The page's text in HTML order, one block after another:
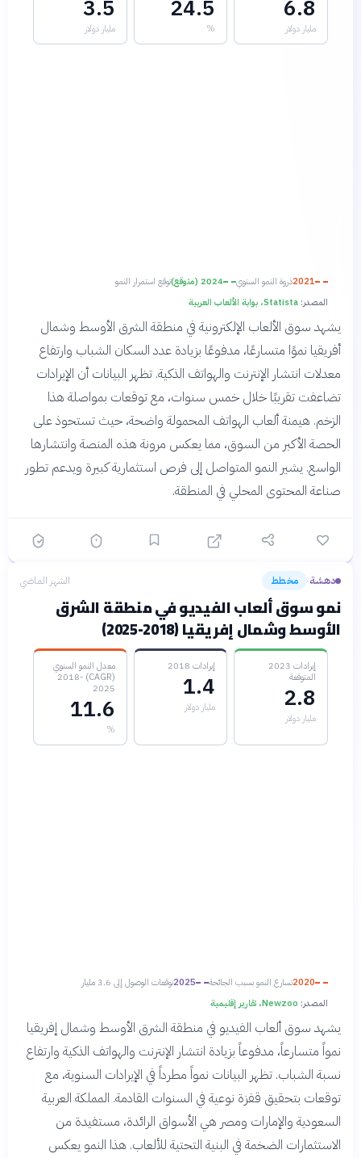
6.8
مليار دولار
24.5
%
3.5
مليار دولار
2021ذروة النمو السنوي 2024 (متوقع)
توقع استمرار النمو
المصدر: Statista، بوابة الألعاب العربية
يشهد سوق الألعاب الإلكترونية في منطقة الشرق الأوسط وشمال
أفريقيا نموًا متسارعًا، مدفوعًا بزيادة عدد السكان الشباب وارتفاع
معدلات انتشار الإنترنت والهواتف الذكية. تظهر البيانات أن الإيرادات
تضاعفت تقريبًا خلال خمس سنوات، مع توقعات بمواصلة هذا
الزخم. هيمنة ألعاب الهواتف المحمولة واضحة، حيث تستحوذ على
الحصة الأكبر من السوق، مما يعكس مرونة هذه المنصة وانتشارها
الواسع. يشير النمو المتواصل إلى فرص استثمارية كبيرة ويدعم تطور
صناعة المحتوى المحلي في المنطقة.
دهشة› مخطط الشهر الماضي
نمو سوق ألعاب الفيديو في منطقة الشرق
الأوسط وشمال إفريقيا (2018-2025)
إيرادات 2023
المتوقعة
2.8
مليار دولار
إيرادات 2018
1.4
مليار دولار
معدل النمو السنوي
(CAGR) 2018-
2025
11.6
%
2020تسارع النمو بسبب الجائحة 2025توقعات الوصول إلى 3.6 مليار
المصدر: Newzoo، تقارير إقليمية
يشهد سوق ألعاب الفيديو في منطقة الشرق الأوسط وشمال إفريقيا
نمواً متسارعاً، مدفوعاً بزيادة انتشار الإنترنت والهواتف الذكية وارتفاع
نسبة الشباب. تظهر البيانات نمواً مطرداً في الإيرادات السنوية، مع
توقعات بتحقيق قفزة نوعية في السنوات القادمة. المملكة العربية
السعودية والإمارات ومصر هي الأسواق الرائدة، مستفيدة من
الاستثمارات الضخمة في البنية التحتية للألعاب. هذا النمو يعكس